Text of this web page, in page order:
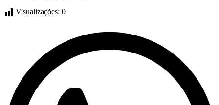
Visualizações: 0